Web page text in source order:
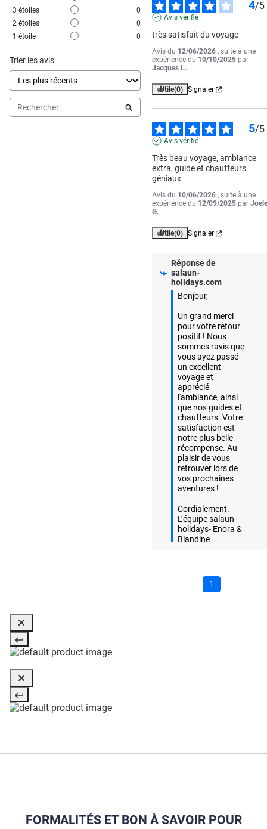
3 étoiles
0
2 étoiles
0
1 étoile 0
Trier les avis
4/5
Avis vérifié
très satisfait du voyage
Avis du 12/06/2026 , suite à une
expérience du 10/10/2025 par
Jacques L.
Utile(0) Signaler
5/5
Avis vérifié
Très beau voyage, ambiance
extra, guide et chauffeurs
géniaux
Avis du 10/06/2026 , suite à une
expérience du 12/09/2025 par
G.
Utile(0) Signaler
Réponse de
salaun-
holidays.com
Bonjour,
Un grand merci
pour votre retour
positif ! Nous
sommes ravis que
vous ayez passé
un excellent
voyage et
apprécié
l'ambiance, ainsi
que nos guides et
chauffeurs. Votre
satisfaction est
notre plus belle
récompense. Au
plaisir de vous
retrouver lors de
vos prochaines
aventures !
Cordialement.
L’équipe salaun-
holidays- Enora &
Blandine
1
FORMALITÉS ET BON À SAVOIR POUR